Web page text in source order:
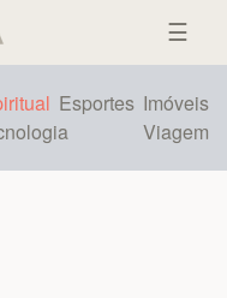
☰
Esportes Imóveis
Viagem